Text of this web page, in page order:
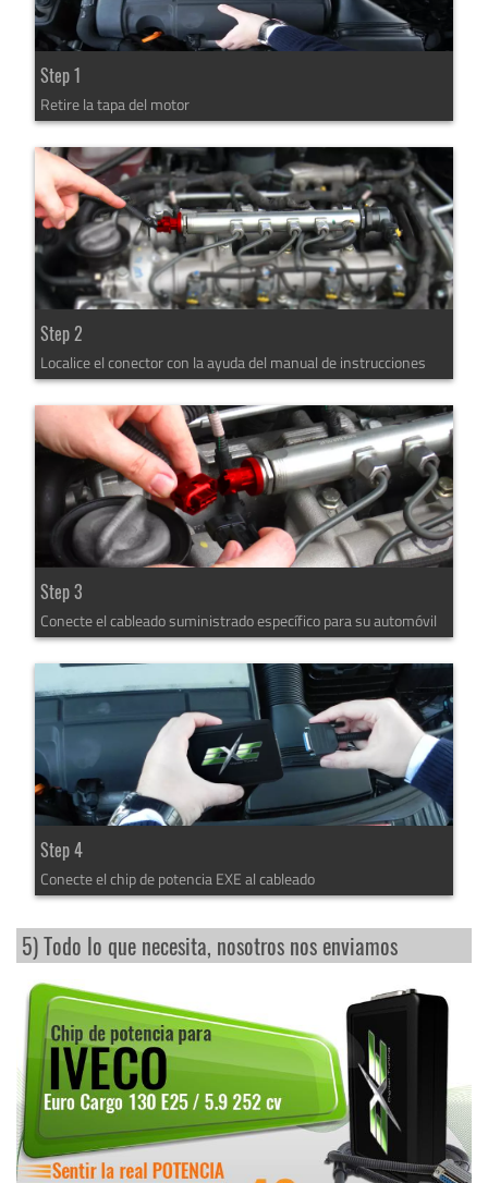
Step 1
Retire la tapa del motor
Step 2
Localice el conector con la ayuda del manual de instrucciones
Step 3
Conecte el cableado suministrado específico para su automóvil
Step 4
Conecte el chip de potencia EXE al cableado
5) Todo lo que necesita, nosotros nos enviamos